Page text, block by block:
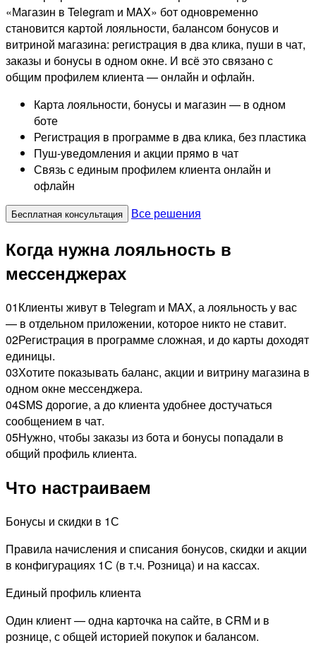
«Магазин в Telegram и MAX» бот одновременно
становится картой лояльности, балансом бонусов и
витриной магазина: регистрация в два клика, пуши в чат,
заказы и бонусы в одном окне. И всё это связано с
общим профилем клиента — онлайн и офлайн.
Карта лояльности, бонусы и магазин — в одном
боте
Регистрация в программе в два клика, без пластика
Пуш-уведомления и акции прямо в чат
Связь с единым профилем клиента онлайн и
офлайн
Бесплатная консультация Все решения
Когда нужна лояльность в
мессенджерах
01Клиенты живут в Telegram и MAX, а лояльность у вас
— в отдельном приложении, которое никто не ставит.
02Регистрация в программе сложная, и до карты доходят
единицы.
03Хотите показывать баланс, акции и витрину магазина в
одном окне мессенджера.
04SMS дорогие, а до клиента удобнее достучаться
сообщением в чат.
05Нужно, чтобы заказы из бота и бонусы попадали в
общий профиль клиента.
Что настраиваем
Бонусы и скидки в 1С
Правила начисления и списания бонусов, скидки и акции
в конфигурациях 1С (в т.ч. Розница) и на кассах.
Единый профиль клиента
Один клиент — одна карточка на сайте, в CRM и в
рознице, с общей историей покупок и балансом.